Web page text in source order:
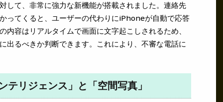
して、非常に強力な新機能が搭載されました。連絡先
ってくると、ユーザーの代わりにiPhoneが自動で応答
内容はリアルタイムで画面に文字起こしされるため、
出るべきか判断できます。これにより、不審な電話に
テリジェンス」と「空間写真」